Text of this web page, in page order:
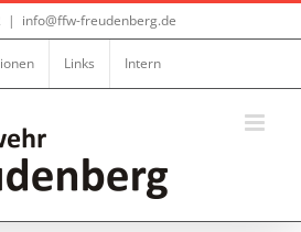
| info@ffw-freudenberg.de
Links Intern